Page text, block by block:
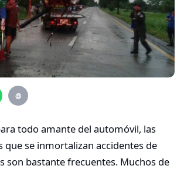
@
todo amante del automóvil, las
que se inmortalizan accidentes de
son bastante frecuentes. Muchos de